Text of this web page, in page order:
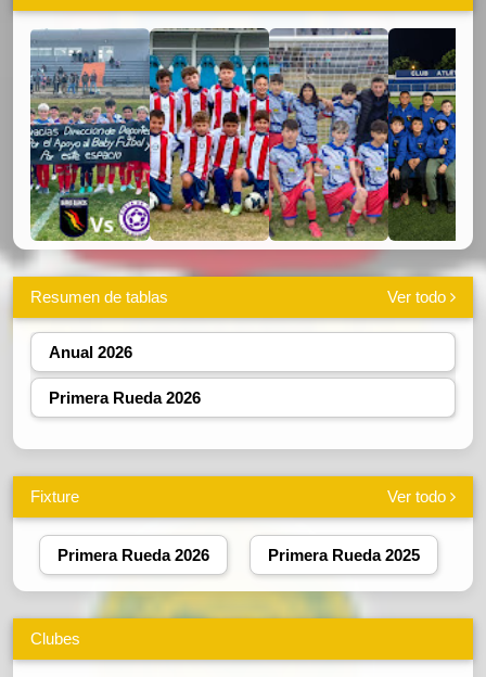
Resumen de tablas Ver todo
Anual 2026
Primera Rueda 2026
Fixture Ver todo
Primera Rueda 2026 Primera Rueda 2025
Clubes